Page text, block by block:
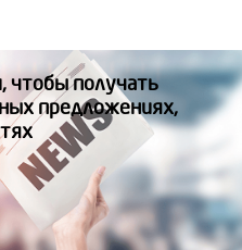
чтобы получать
предложениях,